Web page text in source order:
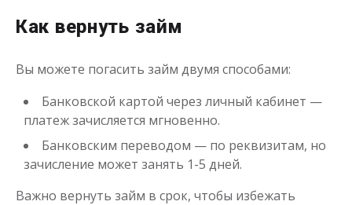
Как вернуть займ
Вы можете погасить займ двумя способами:
Банковской картой через личный кабинет —
платеж зачисляется мгновенно.
Банковским переводом — по реквизитам, но
зачисление может занять 1-5 дней.
Важно вернуть займ в срок, чтобы избежать